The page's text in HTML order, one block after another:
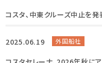
コスタ、中東クルーズ中止を発
2025.06.19 外国船社